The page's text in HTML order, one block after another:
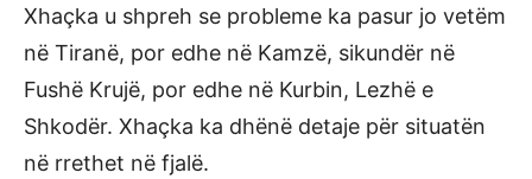
Xhaçka u shpreh se probleme ka pasur jo vetëm
në Tiranë, por edhe në Kamzë, sikundër në
Fushë Krujë, por edhe në Kurbin, Lezhë e
Shkodër. Xhaçka ka dhënë detaje për situatën
në rrethet në fjalë.